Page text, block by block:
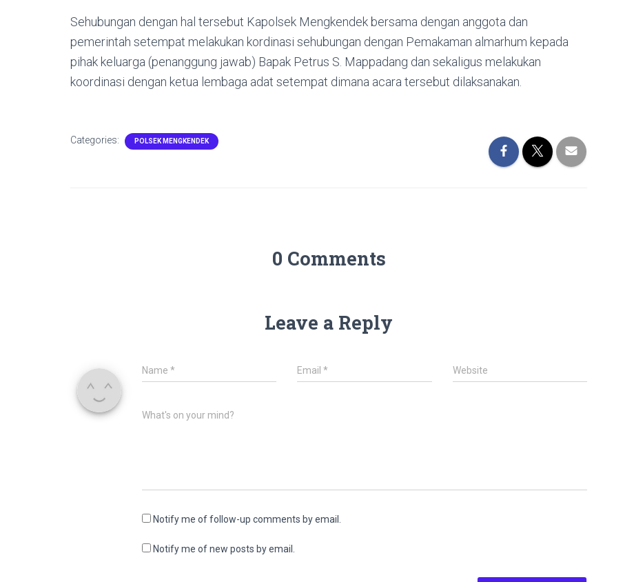
Sehubungan dengan hal tersebut Kapolsek Mengkendek bersama dengan anggota dan
pemerintah setempat melakukan kordinasi sehubungan dengan Pemakaman almarhum kepada
pihak keluarga (penanggung jawab) Bapak Petrus S. Mappadang dan sekaligus melakukan
koordinasi dengan ketua lembaga adat setempat dimana acara tersebut dilaksanakan.
Categories: POLSEK MENGKENDEK
0 Comments
Leave a Reply
Name * Email* Website
What's on your mind?
Notify me of follow-up comments by email.
Notify me of new posts by email.